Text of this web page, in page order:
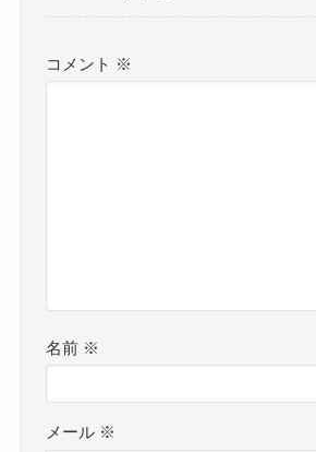
コメント ※
名前 ※
メール ※